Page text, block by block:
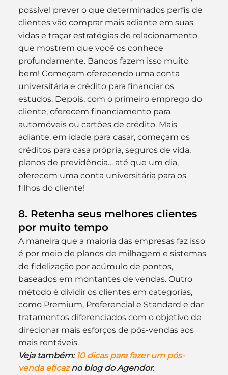
possível prever o que determinados perfis de
clientes vão comprar mais adiante em suas
vidas e traçar estratégias de relacionamento
que mostrem que você os conhece
profundamente. Bancos fazem isso muito
bem! Começam oferecendo uma conta
universitária e crédito para financiar os
estudos. Depois, com o primeiro emprego do
cliente, oferecem financiamento para
automóveis ou cartões de crédito. Mais
adiante, em idade para casar, começam os
créditos para casa própria, seguros de vida,
planos de previdência… até que um dia,
oferecem uma conta universitária para os
filhos do cliente!
8. Retenha seus melhores clientes
por muito tempo
A maneira que a maioria das empresas faz isso
é por meio de planos de milhagem e sistemas
de fidelização por acúmulo de pontos,
baseados em montantes de vendas. Outro
método é dividir os clientes em categorias,
como Premium, Preferencial e Standard e dar
tratamentos diferenciados com o objetivo de
direcionar mais esforços de pós-vendas aos
mais rentáveis.
Veja também: 10 dicas para fazer um pós-
venda eficaz no blog do Agendor.